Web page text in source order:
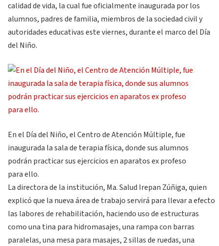
calidad de vida, la cual fue oficialmente inaugurada por los
alumnos, padres de familia, miembros de la sociedad civil y
autoridades educativas este viernes, durante el marco del Día
del Niño.
En el Día del Niño, el Centro de Atención Múltiple, fue
inaugurada la sala de terapia física, donde sus alumnos
podrán practicar sus ejercicios en aparatos ex profeso
para ello.
La directora de la institución, Ma. Salud Irepan Zúñiga, quien
explicó que la nueva área de trabajo servirá para llevar a efecto
las labores de rehabilitación, haciendo uso de estructuras
como una tina para hidromasajes, una rampa con barras
paralelas, una mesa para masajes, 2 sillas de ruedas, una